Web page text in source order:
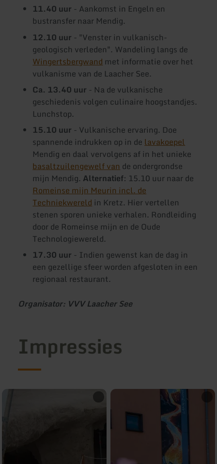
11.40 uur - Aankomst in Engeln en
bustransfer naar Mendig.
12.10 uur - "Venster in vulkanisch-
geologisch verleden". Wandeling langs de
Wingertsbergwand met informatie over het
vulkanisme van de Laacher See.
Ca. 13.40 uur - Na de vulkanische
geschiedenis volgen culinaire hoogstandjes.
Lunchstop.
15.10 uur - Vulkanische ervaring. Doe
spannende indrukken op in de lavakoepel
Mendig en daal vervolgens af in het unieke
basaltzuilengewelf van de ondergrondse
mijn Mendig. Alternatief: 15.10 uur naar de
Romeinse mijn Meurin incl. de
Techniekwereld in Kretz. Hier vertellen
stenen sporen unieke verhalen. Rondleiding
door de Romeinse mijn en de Oude
Technologiewereld.
17.30 uur - Indien gewenst kan de dag in
een gezellige sfeer worden afgesloten in een
regionaal restaurant.
Organisator: VVV Laacher See
Impressies